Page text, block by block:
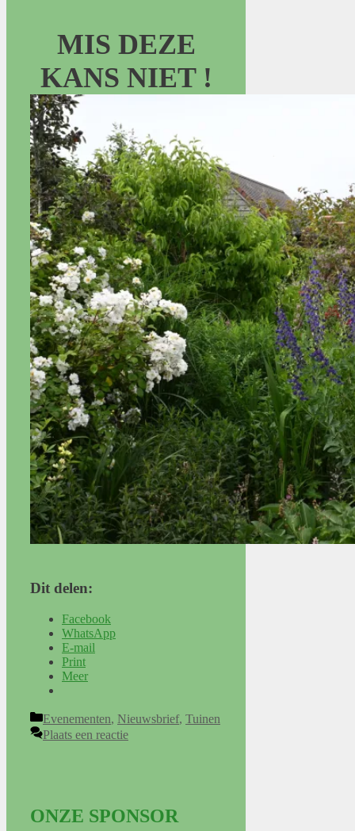
MIS DEZE
KANS NIET !
Dit delen:
Facebook
WhatsApp
E-mail
Print
Meer
Categorieën
Evenementen, Nieuwsbrief, Tuinen
Plaats een reactie
ONZE SPONSOR